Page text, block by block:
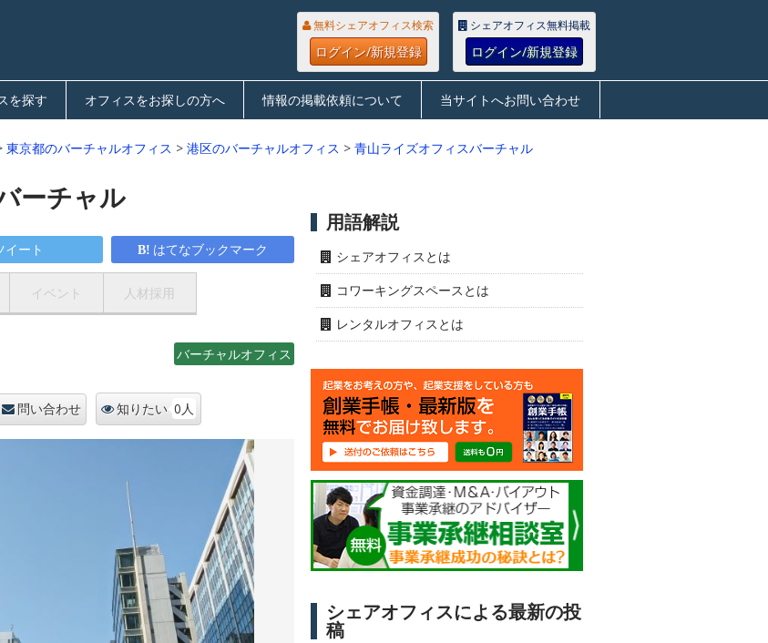
無料シェアオフィス検索
ログイン/新規登録
シェアオフィス無料掲載
ログイン/新規登録
を探す オフィスをお探しの方へ 情報の掲載依頼について 当サイトへお問い合わせ
東京都のバーチャルオフィス > 港区のバーチャルオフィス > 青山ライズオフィスバーチャル
ーチャル
イート はてなブックマーク
イベント 人材採用
バーチャルオフィス
問い合わせ 知りたい 0人
用語解説
シェアオフィスとは
コワーキングスペースとは
レンタルオフィスとは
シェアオフィスによる最新の投
稿